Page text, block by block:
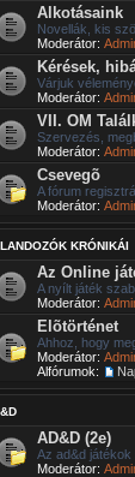
Alkotásaink
Novellák, kis
Moderátor:
Kérések,
Várjuk
Moderátor:
VII. OM
Szervezés,
Moderátor:
Csevegõ
A fórum
Moderátor:
KRÓNIKÁI
Az Online
A nyílt játék
Moderátor:
Elõtörténet
Ahhoz, hogy
Moderátor:
Alfórumok:
AD&D (2e)
Az ad&d
Moderátor: